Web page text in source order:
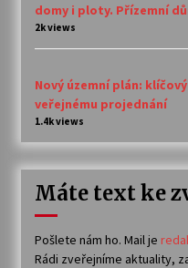
domy i ploty. Přízemní
2k views
Nový územní plán:
veřejnému projednání
1.4k views
Máte text ke
Pošlete nám ho. Mail je
Rádi zveřejníme aktuality,